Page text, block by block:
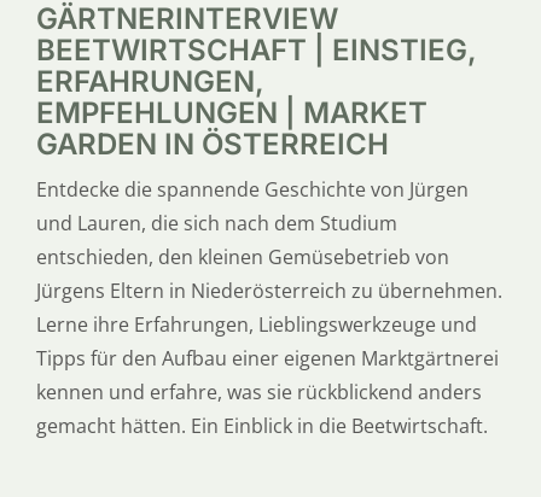
GÄRTNERINTERVIEW
BEETWIRTSCHAFT | EINSTIEG,
ERFAHRUNGEN,
EMPFEHLUNGEN | MARKET
GARDEN IN ÖSTERREICH
Entdecke die spannende Geschichte von Jürgen
und Lauren, die sich nach dem Studium
entschieden, den kleinen Gemüsebetrieb von
Jürgens Eltern in Niederösterreich zu übernehmen.
Lerne ihre Erfahrungen, Lieblingswerkzeuge und
Tipps für den Aufbau einer eigenen Marktgärtnerei
kennen und erfahre, was sie rückblickend anders
gemacht hätten. Ein Einblick in die Beetwirtschaft.